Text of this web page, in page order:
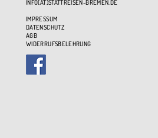
INFO(AT)STATTREISEN-BREMEN.DE
IMPRESSUM
DATENSCHUTZ
AGB
WIDERRUFSBELEHRUNG